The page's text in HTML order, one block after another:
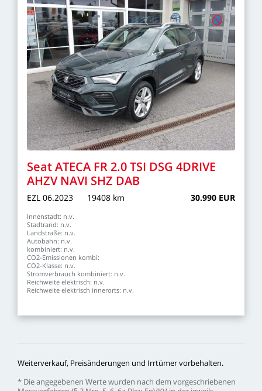
SeatATECA FR2.0TSI DSG 4DRIVE
AHZV NAVI SHZ DAB
EZL 06.2023 19408 km 30.990 EUR
Innenstadt: n.v.
Stadtrand: n.v.
Landstraße: n.v.
Autobahn: n.v.
kombiniert: n.v.
CO2-Emissionen kombi:
CO2-Klasse: n.v.
Stromverbrauch kombiniert: n.v.
Reichweite elektrisch: n.v.
Reichweite elektrisch innerorts: n.v.
Weiterverkauf, Preisänderungen und Irrtümervorbehalten.
* Dieangegebenen Wertewurden nach dem vorgeschriebenen